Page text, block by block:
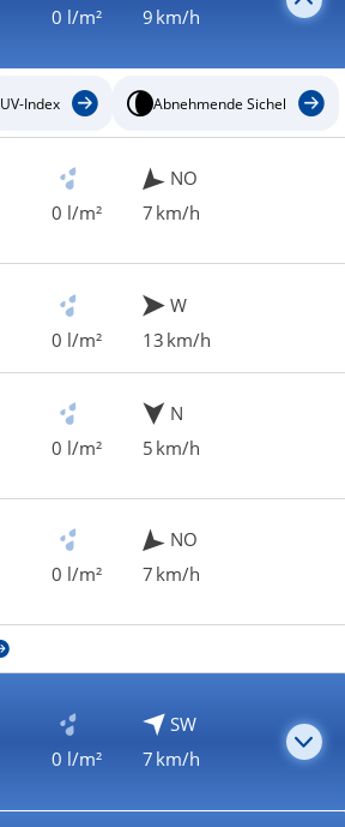
0 l/m²
9 km/h
UV-Index Abnehmende Sichel
0 l/m²
NO
7 km/h
0 l/m²
W
13 km/h
0 l/m²
N
5 km/h
0 l/m²
NO
7 km/h
0 l/m²
SW
7 km/h